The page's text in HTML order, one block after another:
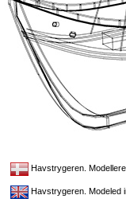
Havstrygeren.
Havstrygeren. Modeled